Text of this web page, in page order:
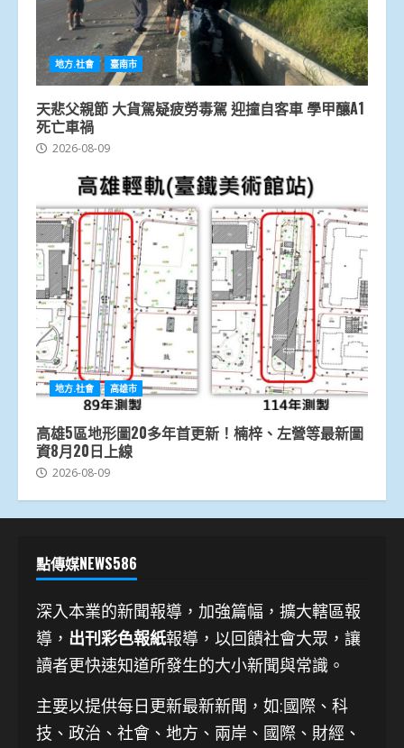
地方.社會 臺南市
天悲父親節 大貨駕疑疲勞毒駕 迎撞自客車 學甲釀A1
死亡車禍
2026-08-09
地方.社會 高雄市
高雄5區地形圖20多年首更新！楠梓、左營等最新圖
資8月20日上線
2026-08-09
點傳媒NEWS586
深入本業的新聞報導，加強篇幅，擴大轄區報
導， 出刊彩色報紙報導，以回饋社會大眾，讓
讀者更快速知道所發生的大小新聞與常識。
主要以提供每日更新最新新聞 ，如:國際、科
技、 政治、社會、地方、兩岸、國際、財經、